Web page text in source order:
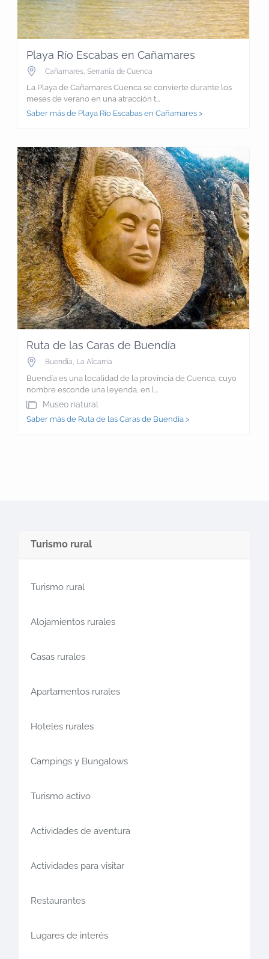
Playa Río Escabas en Cañamares
Cañamares, Serranía de Cuenca
La Playa de Cañamares Cuenca se convierte durante los
meses de verano en una atracción t...
Saber más de Playa Río Escabas en Cañamares >
Ruta de las Caras de Buendía
Buendía, La Alcarria
Buendía es una localidad de la provincia de Cuenca, cuyo
nombre esconde una leyenda, en l...
Museo natural
Saber más de Ruta de las Caras de Buendía >
Turismo rural
Turismo rural
Alojamientos rurales
Casas rurales
Apartamentos rurales
Hoteles rurales
Campings y Bungalows
Turismo activo
Actividades de aventura
Actividades para visitar
Restaurantes
Lugares de interés